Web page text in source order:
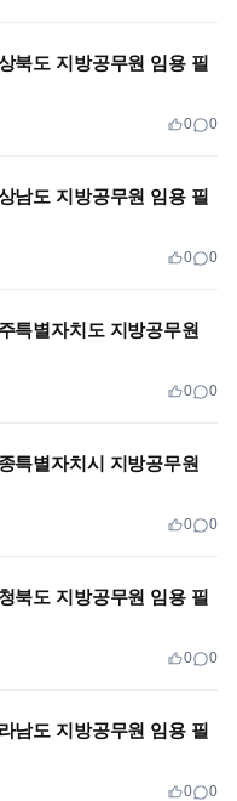
북도 지방공무원 임용 필
0 0
남도 지방공무원 임용 필
0 0
특별자치도 지방공무원
0 0
특별자치시 지방공무원
0 0
북도 지방공무원 임용 필
0 0
남도 지방공무원 임용 필
0 0